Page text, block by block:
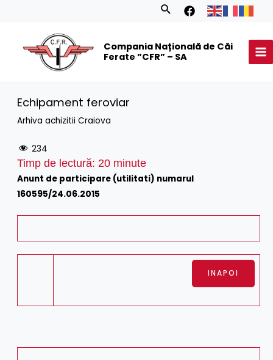
Search
Compania Națională de Căi
Ferate ”CFR” – SA
Echipament feroviar
Arhiva achizitii Craiova
234
Timp de lectură: 20 minute
Anunt de participare (utilitati) numarul
160595/24.06.2015